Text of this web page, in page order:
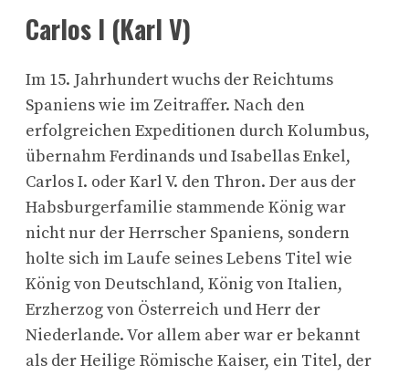
Carlos I (Karl V)
Im 15. Jahrhundert wuchs der Reichtums
Spaniens wie im Zeitraffer. Nach den
erfolgreichen Expeditionen durch Kolumbus,
übernahm Ferdinands und Isabellas Enkel,
Carlos I. oder Karl V. den Thron. Der aus der
Habsburgerfamilie stammende König war
nicht nur der Herrscher Spaniens, sondern
holte sich im Laufe seines Lebens Titel wie
König von Deutschland, König von Italien,
Erzherzog von Österreich und Herr der
Niederlande. Vor allem aber war er bekannt
als der Heilige Römische Kaiser, ein Titel, der